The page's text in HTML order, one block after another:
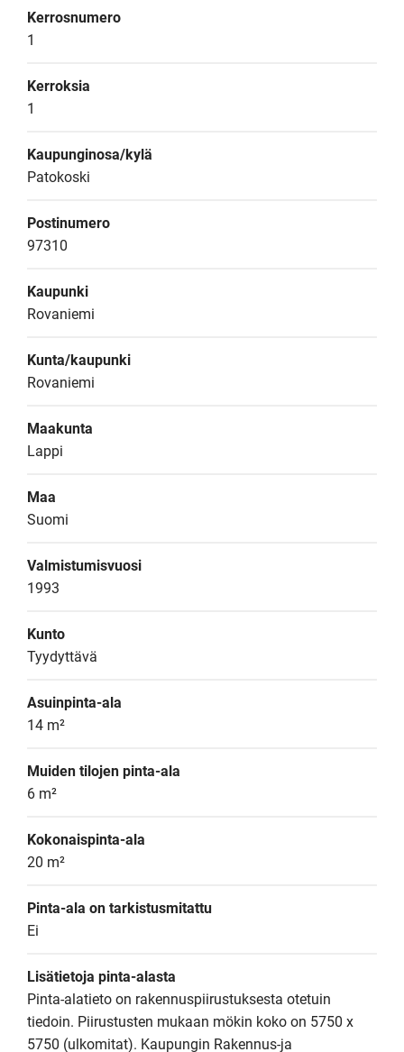
Kerrosnumero
1
Kerroksia
1
Kaupunginosa/kylä
Patokoski
Postinumero
97310
Kaupunki
Rovaniemi
Kunta/kaupunki
Rovaniemi
Maakunta
Lappi
Maa
Suomi
Valmistumisvuosi
1993
Kunto
Tyydyttävä
Asuinpinta-ala
14 m²
Muiden tilojen pinta-ala
6 m²
Kokonaispinta-ala
20 m²
Pinta-ala on tarkistusmitattu
Ei
Lisätietoja pinta-alasta
Pinta-alatieto on rakennuspiirustuksesta otetuin
tiedoin. Piirustusten mukaan mökin koko on 5750 x
5750 (ulkomitat). Kaupungin Rakennus-ja